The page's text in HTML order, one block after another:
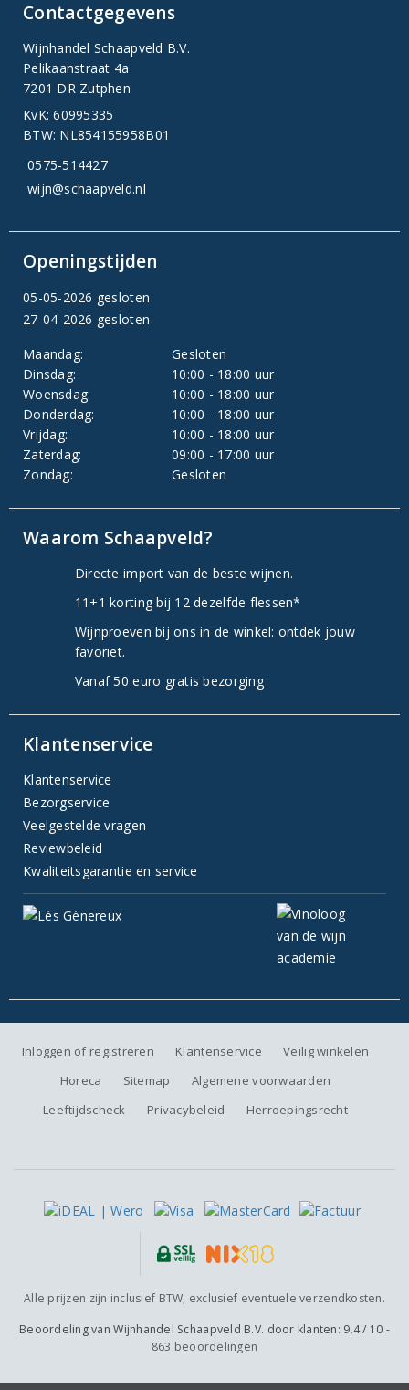
Contactgegevens
Wijnhandel Schaapveld B.V.
Pelikaanstraat 4a
7201 DR Zutphen
KvK: 60995335
BTW: NL854155958B01
0575-514427
wijn@schaapveld.nl
Openingstijden
05-05-2026 gesloten
27-04-2026 gesloten
Maandag:
Gesloten
Dinsdag:
10:00 - 18:00 uur
Woensdag:
10:00 - 18:00 uur
Donderdag:
10:00 - 18:00 uur
Vrijdag:
10:00 - 18:00 uur
Zaterdag:
09:00 - 17:00 uur
Zondag:
Gesloten
Waarom Schaapveld?
Directe import van de beste wijnen.
11+1 korting bij 12 dezelfde flessen*
Wijnproeven bij ons in de winkel: ontdek jouw
favoriet.
Vanaf 50 euro gratis bezorging
Klantenservice
Klantenservice
Bezorgservice
Veelgestelde vragen
Reviewbeleid
Kwaliteitsgarantie en service
Inloggen of registreren Klantenservice
Veilig winkelen
Horeca
Sitemap
Algemene voorwaarden
Leeftijdscheck
Privacybeleid Herroepingsrecht
Alle prijzen zijn inclusief BTW, exclusief eventuele verzendkosten.
Beoordeling vanWijnhandel Schaapveld B.V. door klanten: 9.4/ 10 -
863 beoordelingen